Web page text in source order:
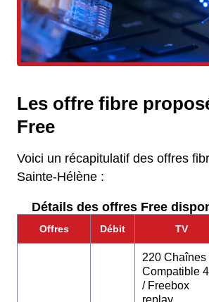
Les offre fibre
Free
Voici un récapitulatif des offres
Sainte-Hélène :
Détails des offres Free
Offres Débit TV
220 Chaînes
Compatible
/ Freebox
replay